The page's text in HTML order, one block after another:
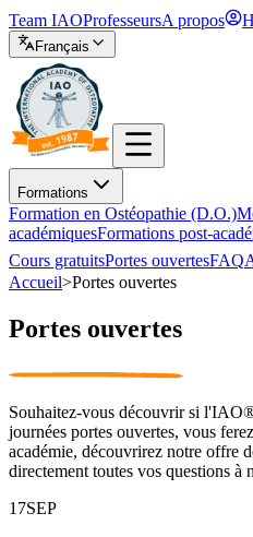
Team IAOProfesseursA propos
Français
Formations
Formation en Ostéopathie (D.O.)
académiquesFormations post-
Cours gratuitsPortes ouvertesFAQ
Accueil>Portes ouvertes
Portes ouvertes
Souhaitez-vous découvrir si
journées portes ouvertes, vous
académie, découvrirez notre offre
directement toutes vos questions à
17SEP